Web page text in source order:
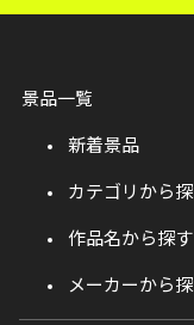
景品一覧
新着景品
カテゴリから
作品名から探す
メーカーから